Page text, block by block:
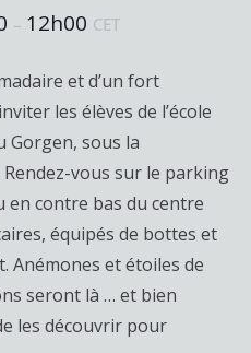
– 12h00 CET
et d’un fort
les élèves de l’école
Gorgen, sous la
vous sur le parking
en contre bas du centre
équipés de bottes et
Anémones et étoiles de
seront là … et bien
les découvrir pour